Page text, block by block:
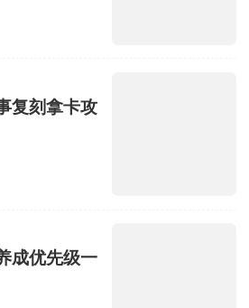
复刻拿卡攻
成优先级一